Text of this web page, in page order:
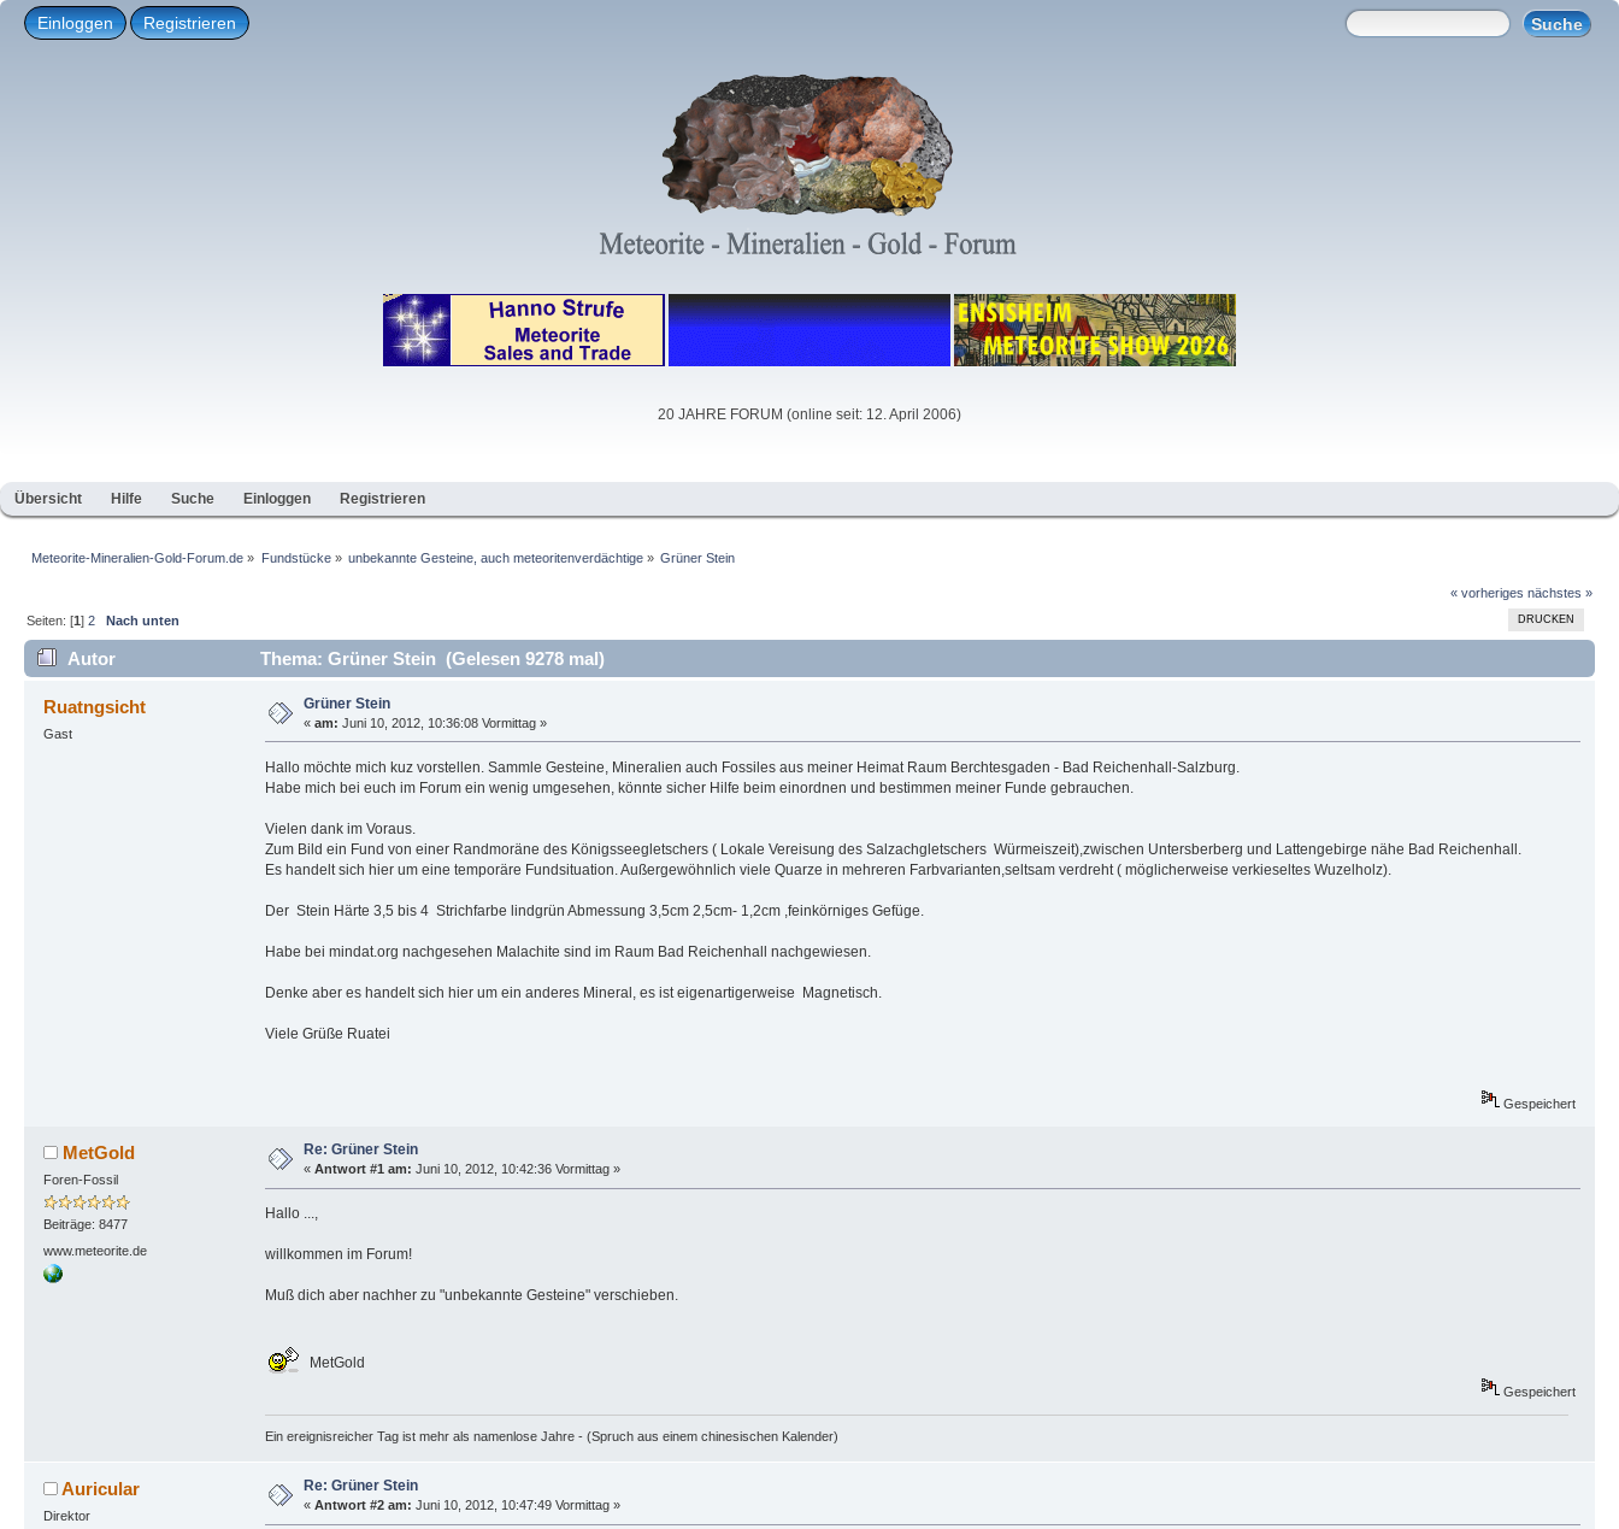
Einloggen Registrieren
20 JAHRE FORUM (online seit: 12. April 2006)
Übersicht Hilfe Suche Einloggen Registrieren
Meteorite-Mineralien-Gold-Forum.de » Fundstücke» unbekannte Gesteine, auch meteoritenverdächtige» Grüner Stein
« vorheriges nächstes »
DRUCKEN
Seiten: [1]2 Nach unten
Autor Thema: Grüner Stein (Gelesen 9278 mal)
Ruatngsicht
Gast
Grüner Stein
« am: Juni 10, 2012, 10:36:08 Vormittag »
Hallo möchte mich kuz vorstellen. Sammle Gesteine, Mineralien auch Fossiles aus meiner Heimat Raum Berchtesgaden - Bad Reichenhall-Salzburg.
Habe mich bei euch im Forum ein wenig umgesehen, könnte sicher Hilfe beim einordnen und bestimmen meiner Funde gebrauchen.
Vielen dank im Voraus.
Zum Bild ein Fund von einer Randmoräne des Königsseegletschers ( Lokale Vereisung des Salzachgletschers Würmeiszeit),zwischen Untersberberg und Lattengebirge nähe Bad Reichenhall.
Es handelt sich hier um eine temporäre Fundsituation. Außergewöhnlich viele Quarze in mehreren Farbvarianten,seltsam verdreht ( möglicherweise verkieseltes Wuzelholz).
Der Stein Härte 3,5 bis 4 Strichfarbe lindgrün Abmessung 3,5cm 2,5cm- 1,2cm ,feinkörniges Gefüge.
Habe bei mindat.org nachgesehen Malachite sind im Raum Bad Reichenhall nachgewiesen.
Denke aber es handelt sich hier um ein anderes Mineral, es ist eigenartigerweise Magnetisch.
Viele Grüße Ruatei
Gespeichert
MetGold
Foren-Fossil
Beiträge: 8477
www.meteorite.de
Re: Grüner Stein
« Antwort #1 am: Juni 10, 2012, 10:42:36 Vormittag »
Hallo ...,
willkommen im Forum!
Muß dich aber nachher zu "unbekannte Gesteine" verschieben.
MetGold
Gespeichert
Ein ereignisreicher Tag ist mehr als namenlose Jahre - (Spruch aus einem chinesischen Kalender)
Auricular
Direktor
Re: Grüner Stein
« Antwort #2 am: Juni 10, 2012, 10:47:49 Vormittag »